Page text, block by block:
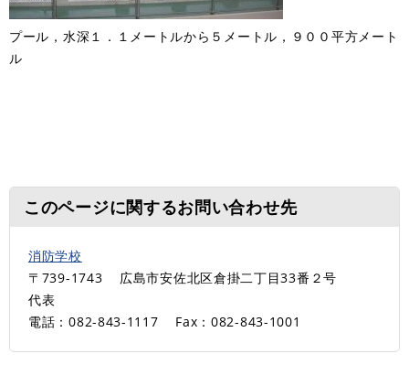
プール，水深１．１メートルから５メートル，９００平方メート
ル
このページに関するお問い合わせ先
消防学校
〒739-1743
広島市安佐北区倉掛二丁目33番２号
代表
電話：082-843-1117
Fax：082-843-1001